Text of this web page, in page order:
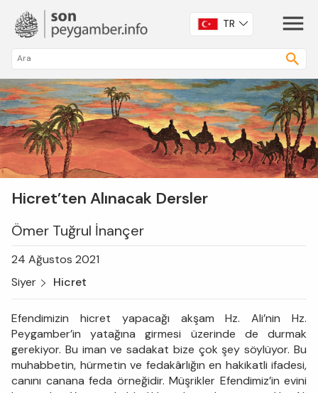
TR
Hicret’ten Alınacak Dersler
Ömer Tuğrul İnançer
24 Ağustos 2021
Siyer
Hicret
Efendimizin hicret yapacağı akşam Hz. Ali’nin Hz.
Peygamber’in yatağına girmesi üzerinde de durmak
gerekiyor. Bu iman ve sadakat bize çok şey söylüyor. Bu
muhabbetin, hürmetin ve fedakârlığın en hakikatli ifadesi,
canını canana feda örneğidir. Müşrikler Efendimiz’in evini